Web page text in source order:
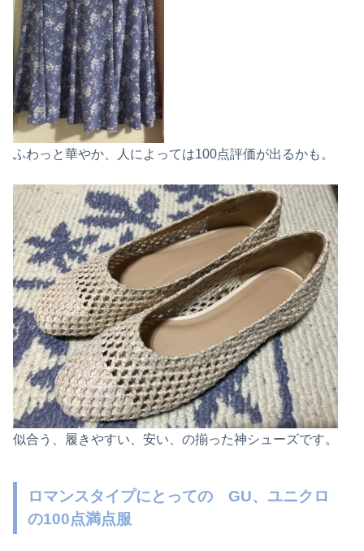
ふわっと華やか、人によっては100点評価が出るかも。
似合う、履きやすい、安い、の揃った神シューズです。
ロマンスタイプにとっての GU、ユニクロ
の100点満点服